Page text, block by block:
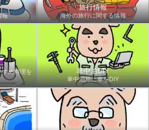
報
旅行情報
海外の旅行に関する情報
め料理を
車中泊DIY
車中泊用に車をDIY